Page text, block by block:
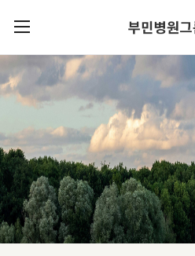
로그인
회원가입
부민병원그룹소개
비전과
부민스토리
이사장소개
HI
HSS
글로벌
얼라이언스
부민병원그룹소식
사회공헌
후원안내
언론보도
건강토크
입찰공고
병원/
센터
서울부민병원
부산부민병원
해운대부민병원
KOR
ENG
RUS